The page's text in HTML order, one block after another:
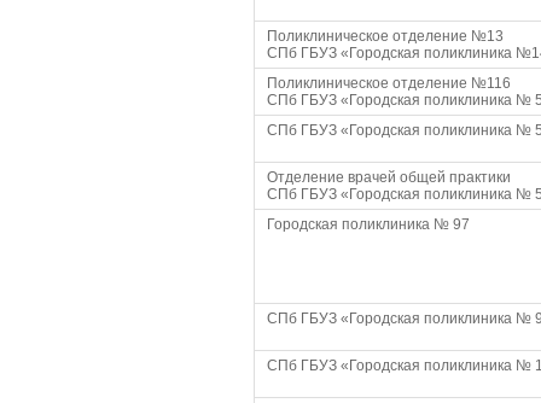
Поликлиническое отделение №13
СПб ГБУЗ «Городская поликлиника
Поликлиническое отделение №116
СПб ГБУЗ «Городская поликлиника №
СПб ГБУЗ «Городская поликлиника №
Отделение врачей общей практики
СПб ГБУЗ «Городская поликлиника №
Городская поликлиника № 97
СПб ГБУЗ «Городская поликлиника №
СПб ГБУЗ «Городская поликлиника №